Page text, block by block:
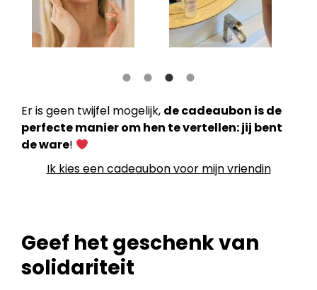
Er is geen twijfel mogelijk, de cadeaubon is de
perfecte manier om hen te vertellen: jij bent
de ware!
Ik kies een cadeaubon voor mijn vriendin
Geef het geschenk van
solidariteit